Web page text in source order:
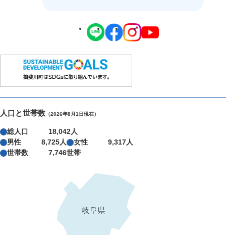
人口と世帯数 （2026年8月1日現在）
総人口
18,042人
男性
8,725人 女性
9,317人
世帯数
7,746世帯